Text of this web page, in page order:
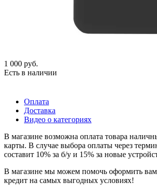
1 000 руб.
Есть в наличии
Оплата
Доставка
Видео о категориях
В магазине возможна оплата товара
карты. В случае выбора оплаты через
составит 10% за б/у и 15% за новые
В магазине мы можем помочь оформить вам
кредит на самых выгодных условиях!